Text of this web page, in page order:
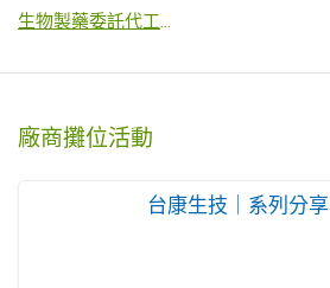
廠商攤位活動
台康生技｜系列分享